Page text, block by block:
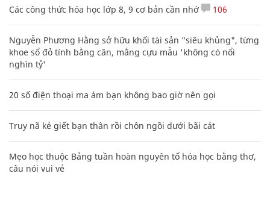
Các công thức hóa học lớp 8, 9 cơ bản cần nhớ 106
Nguyễn Phương Hằng sở hữu khối tài sản "siêu khủng", từng
khoe sổ đỏ tính bằng cân, mắng cựu mẫu 'không có nổi
nghìn tỷ'
20 số điện thoại ma ám bạn không bao giờ nên gọi
Truy nã kẻ giết bạn thân rồi chôn ngồi dưới bãi cát
Mẹo học thuộc Bảng tuần hoàn nguyên tố hóa học bằng thơ,
câu nói vui vẻ